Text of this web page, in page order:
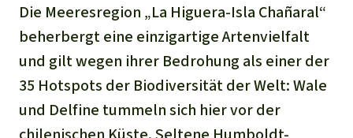
Die Meeresregion „La Higuera-Isla Chañaral“
beherbergt eine einzigartige Artenvielfalt
und gilt wegen ihrer Bedrohung als einer der
35 Hotspots der Biodiversität der Welt: Wale
und Delfine tummeln sich hier vor der